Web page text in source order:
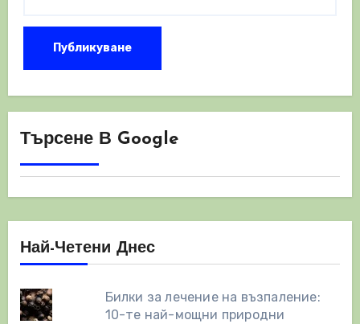
Търсене В Google
Най-Четени Днес
Билки за лечение на възпаление:
10-те най-мощни природни